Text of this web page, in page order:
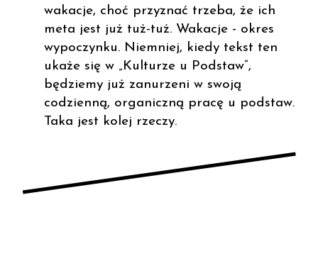
wakacje, choć przyznać trzeba, że ich
meta jest już tuż-tuż. Wakacje - okres
wypoczynku. Niemniej, kiedy tekst ten
ukaże się w „Kulturze u Podstaw”,
będziemy już zanurzeni w swoją
codzienną, organiczną pracę u podstaw.
Taka jest kolej rzeczy.